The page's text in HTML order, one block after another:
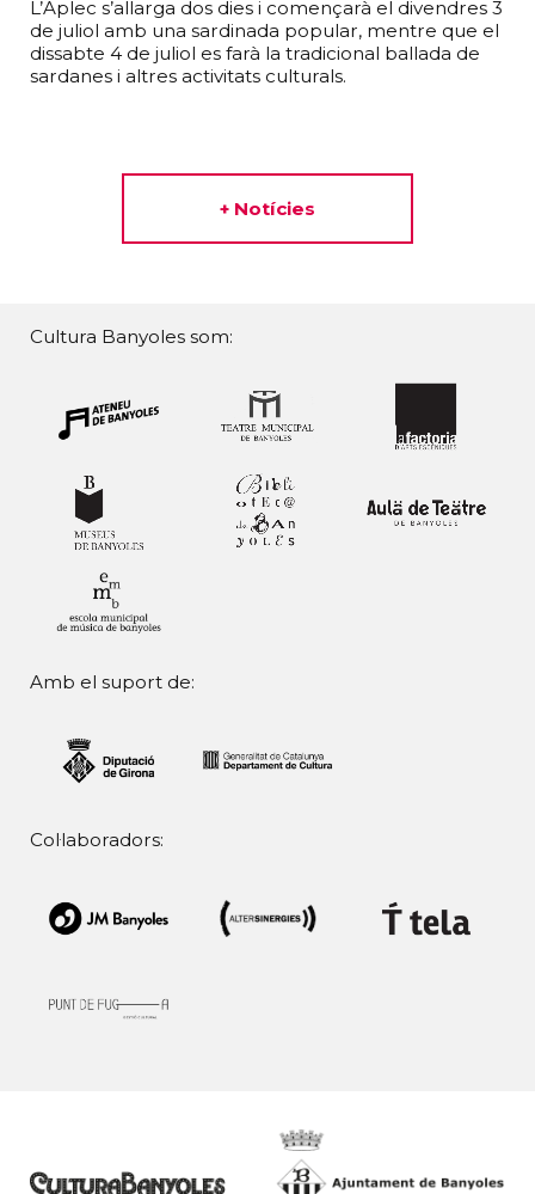
L’Aplec s’allarga dos dies i començarà el divendres 3
de juliol amb una sardinada popular, mentre que el
dissabte 4 de juliol es farà la tradicional ballada de
sardanes i altres activitats culturals.
+ Notícies
Cultura Banyoles som:
Amb el suport de:
Col·laboradors: